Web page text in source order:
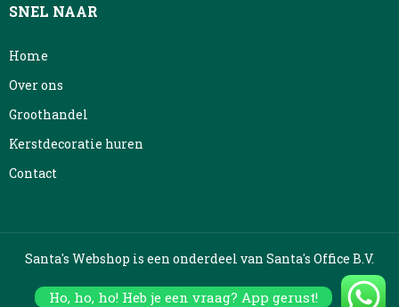
SNEL NAAR
Home
Over ons
Groothandel
Kerstdecoratie huren
Contact
Santa's Webshop is een onderdeel van Santa's Office B.V.
Built by BAAS. – Kerstboom Groothandel
Ho, ho, ho! Heb je een vraag? App gerust!